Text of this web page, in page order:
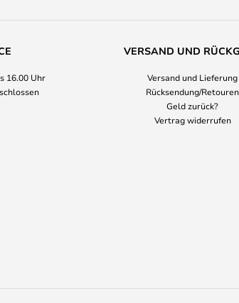
16.00 Uhr
VERSAND UND
Versand und Lieferung
Rücksendung/Retouren
Geld zurück?
Vertrag widerrufen